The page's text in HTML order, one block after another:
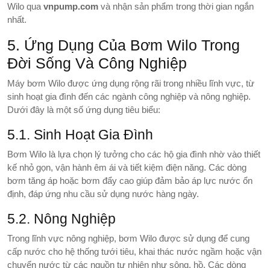
Wilo qua vnpump.com và nhận sản phẩm trong thời gian ngắn
nhất.
5. Ứng Dụng Của Bơm Wilo Trong
Đời Sống Và Công Nghiệp
Máy bơm Wilo được ứng dụng rộng rãi trong nhiều lĩnh vực, từ
sinh hoạt gia đình đến các ngành công nghiệp và nông nghiệp.
Dưới đây là một số ứng dụng tiêu biểu:
5.1. Sinh Hoạt Gia Đình
Bơm Wilo là lựa chọn lý tưởng cho các hộ gia đình nhờ vào thiết
kế nhỏ gọn, vận hành êm ái và tiết kiệm điện năng. Các dòng
bơm tăng áp hoặc bơm đẩy cao giúp đảm bảo áp lực nước ổn
định, đáp ứng nhu cầu sử dụng nước hàng ngày.
5.2. Nông Nghiệp
Trong lĩnh vực nông nghiệp, bơm Wilo được sử dụng để cung
cấp nước cho hệ thống tưới tiêu, khai thác nước ngầm hoặc vận
chuyển nước từ các nguồn tự nhiên như sông, hồ. Các dòng